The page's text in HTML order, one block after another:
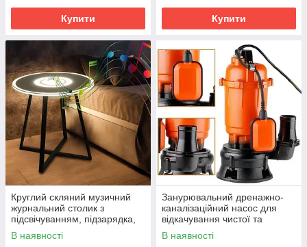
Купити Купити
Круглий скляний музичний
журнальний столик з
підсвічуванням, підзарядка,
Bluetooth
В наявності
Занурювальний дренажно-
каналізаційний насос для
відкачування чистої та
брудної води UKC з
поплавком, 220V 3750W 5HP,
В наявності